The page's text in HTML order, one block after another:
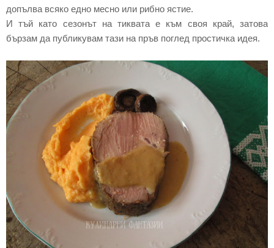
допълва всяко едно месно или рибно ястие.
И тъй като сезонът на тиквата е към своя край, затова
бързам да публикувам тази на пръв поглед простичка идея.